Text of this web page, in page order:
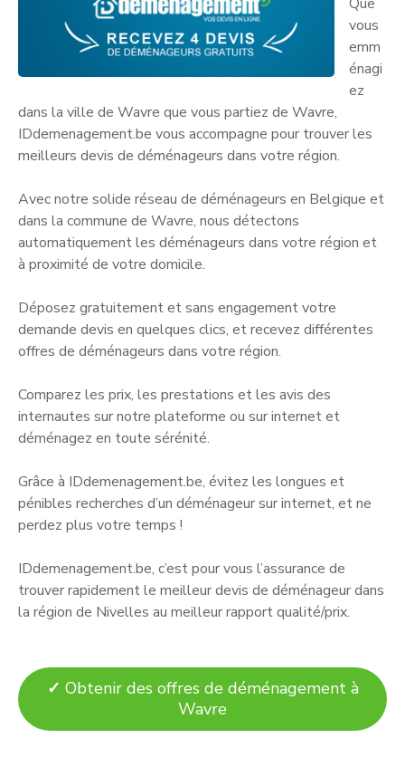
vous
emm
énagi
ez
dans la ville de Wavre que vous partiez de Wavre,
IDdemenagement.be vous accompagne pour trouver les
meilleurs devis de déménageurs dans votre région.
Avec notre solide réseau de déménageurs en Belgique et
dans la commune de Wavre, nous détectons
automatiquement les déménageurs dans votre région et
à proximité de votre domicile.
Déposez gratuitement et sans engagement votre
demande devis en quelques clics, et recevez différentes
offres de déménageurs dans votre région.
Comparez les prix, les prestations et les avis des
internautes sur notre plateforme ou sur internet et
déménagez en toute sérénité.
Grâce à IDdemenagement.be, évitez les longues et
pénibles recherches d’un déménageur sur internet, et ne
perdez plus votre temps !
IDdemenagement.be, c’est pour vous l’assurance de
trouver rapidement le meilleur devis de déménageur dans
la région de Nivelles au meilleur rapport qualité/prix.
✓ Obtenir des offres de déménagement à
Wavre